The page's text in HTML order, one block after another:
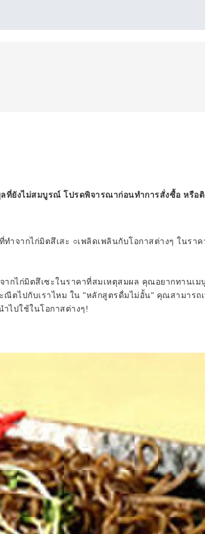
ยังไม่สมบูรณ์ โปรดพิจารณาก่อนทำการสั่งซื้อ หรือ
ำจากไก่มิตสึเสะ ○เพลิดเพลินกับโอกาสต่างๆ ในราค
ากไก่มิตสึเซะในราคาที่สมเหตุสมผล คุณอยากทานเม
ณีตไปกับเราไหม ใน "หลักสูตรดื่มไม่อั้น" คุณสามารถ
ไปใช้ในโอกาสต่างๆ!